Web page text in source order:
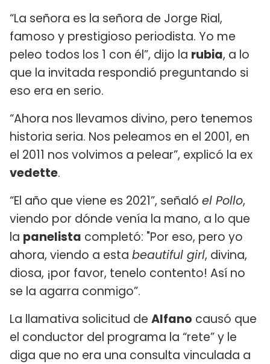
“La señora es la señora de Jorge Rial,
famoso y prestigioso periodista. Yo me
peleo todos los 1 con él”, dijo la rubia, a lo
que la invitada respondió preguntando si
eso era en serio.
“Ahora nos llevamos divino, pero tenemos
historia seria. Nos peleamos en el 2001, en
el 2011 nos volvimos a pelear”, explicó la ex
vedette.
“El año que viene es 2021”, señaló el Pollo,
viendo por dónde venía la mano, a lo que
la panelista completó: "Por eso, pero yo
ahora, viendo a esta beautiful girl, divina,
diosa, ¡por favor, tenelo contento! Así no
se la agarra conmigo”.
La llamativa solicitud de Alfano causó que
el conductor del programa la “rete” y le
diga que no era una consulta vinculada a